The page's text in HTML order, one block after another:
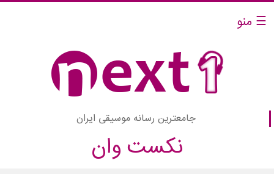
☰ منو
جامعترین رسانه موسیقی ایران
نکست وان